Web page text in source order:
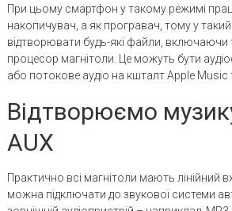
При цьому смартфон у такому режимі
накопичувач, а як програвач, тому у
відтворювати будь-які файли, включаючи
процесор магнітоли. Це можуть бути
або потокове аудіо на кшталт Apple Music
Відтворюємо
AUX
Практично всі магнітоли мають лінійний
можна підключати до звукової системи